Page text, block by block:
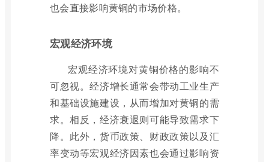
也会直接影响黄铜的市场价格。
宏观经济环境
宏观经济环境对黄铜价格的影响不
可忽视。经济增长通常会带动工业生产
和基础设施建设，从而增加对黄铜的需
求。相反，经济衰退则可能导致需求下
降。此外，货币政策、财政政策以及汇
率变动等宏观经济因素也会通过影响资